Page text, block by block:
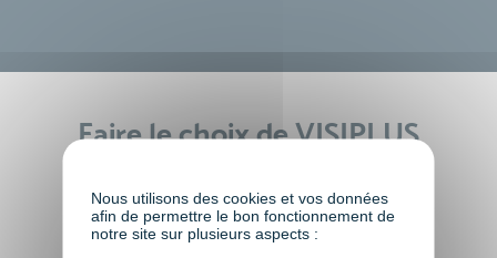
Faire le choix de VISIPLUS
Nous utilisons des cookies et vos données
afin de permettre le bon fonctionnement de
notre site sur plusieurs aspects :